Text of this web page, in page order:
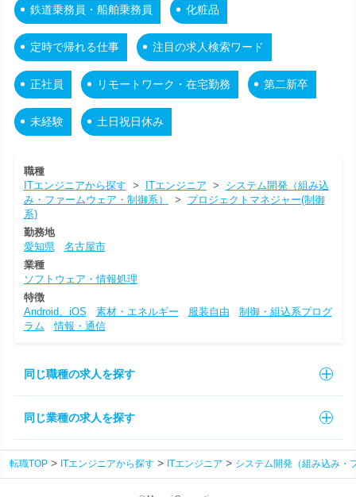
鉄道乗務員・船舶乗務員 化粧品
定時で帰れる仕事 注目の求人検索ワード
正社員 リモートワーク・在宅勤務 第二新卒
未経験 土日祝日休み
職種
ITエンジニアから探す > ITエンジニア > システム開発（組み込
み・ファームウェア・制御系）
> プロジェクトマネジャー(制御
系)
勤務地
愛知県
名古屋市
業種
ソフトウェア・情報処理
特徴
Android、iOS
素材・エネルギー 服装自由
制御・組込系プログ
ラム
情報・通信
同じ職種の求人を探す
同じ業種の求人を探す
転職TOP ITエンジニアから探す ITエンジニア システム開発（組み込み・